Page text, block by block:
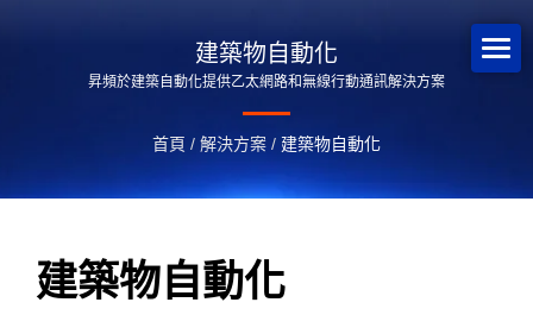
建築物自動化
昇頻於建築自動化提供乙太網路和無線行動通訊解決方案
首頁 / 解決方案 / 建築物自動化
建築物自動化